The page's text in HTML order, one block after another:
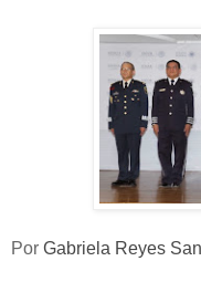
Por Gabriela Reyes